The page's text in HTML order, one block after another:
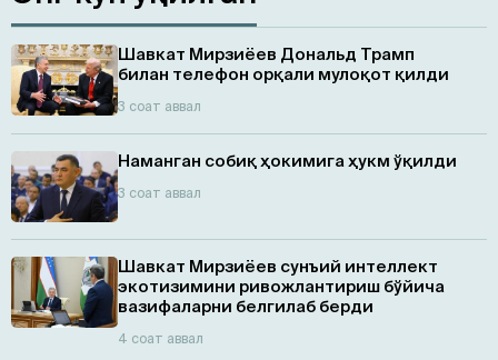
Шавкат Мирзиёев Дональд Трамп
билан телефон орқали мулоқот қилди
3 соат аввал
Наманган собиқ ҳокимига ҳукм ўқилди
3 соат аввал
Шавкат Мирзиёев сунъий интеллект
экотизимини ривожлантириш бўйича
вазифаларни белгилаб берди
4 соат аввал